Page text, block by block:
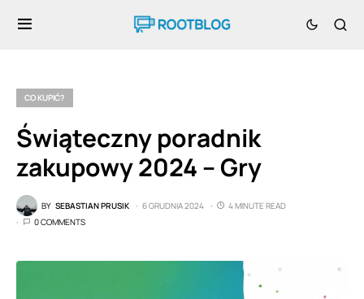
CO KUPIĆ?
Świąteczny poradnik
zakupowy 2024 – Gry
BY SEBASTIAN PRUSIK 6 GRUDNIA 2024
4 MINUTE READ
0 COMMENTS